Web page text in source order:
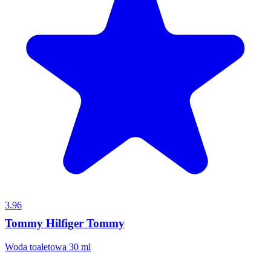
3.96
Tommy Hilfiger Tommy
Woda toaletowa 30 ml